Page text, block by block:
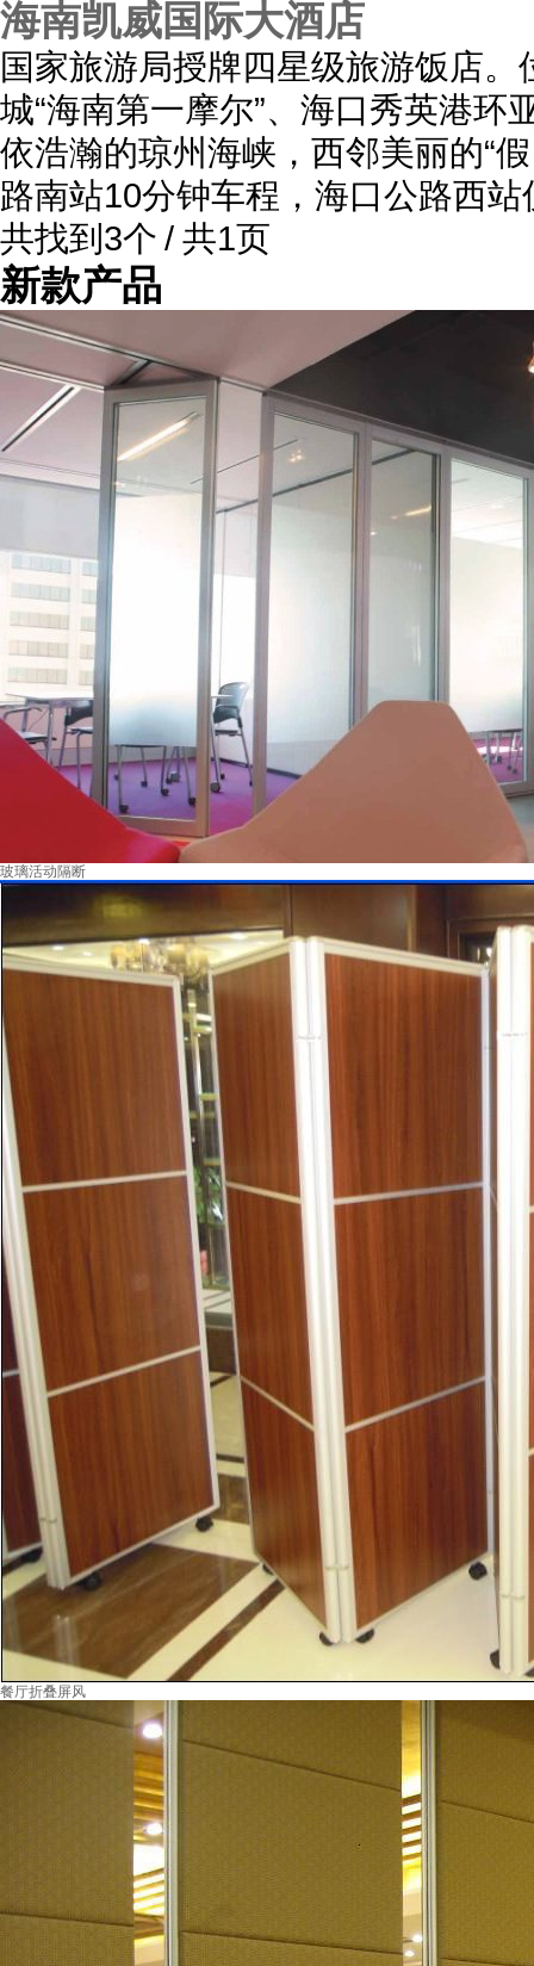
海南凯威国际大酒店
国家旅游局授牌四星级旅游饭店
城“海南第一摩尔”、海口秀英港
依浩瀚的琼州海峡，西邻美丽的“
路南站10分钟车程，海口公路西
共找到3个 / 共1页
新款产品
玻璃活动隔断
餐厅折叠屏风